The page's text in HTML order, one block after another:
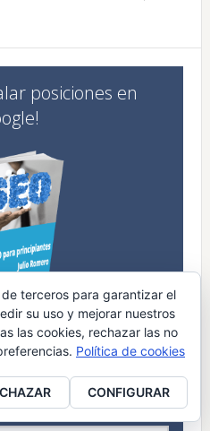
posiciones en
y recibe la guía SEO para
de regalo !!
terceros para garantizar el
su uso y mejorar nuestros
las cookies, rechazar las no
Política de cookies
CONFIGURAR